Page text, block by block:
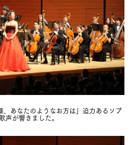
あなたのようなお方は」迫力あるソプ
声が響きました。